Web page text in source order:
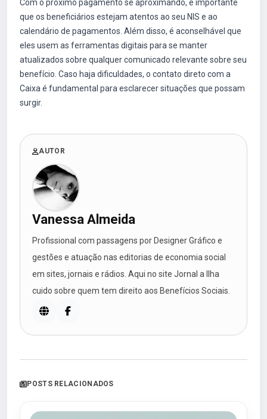
Com o próximo pagamento se aproximando, é importante
que os beneficiários estejam atentos ao seu NIS e ao
calendário de pagamentos. Além disso, é aconselhável que
eles usem as ferramentas digitais para se manter
atualizados sobre qualquer comunicado relevante sobre seu
benefício. Caso haja dificuldades, o contato direto com a
Caixa é fundamental para esclarecer situações que possam
surgir.
AUTOR
Vanessa Almeida
Profissional com passagens por Designer Gráfico e
gestões e atuação nas editorias de economia social
em sites, jornais e rádios. Aqui no site Jornal a Ilha
cuido sobre quem tem direito aos Benefícios Sociais.
POSTS RELACIONADOS